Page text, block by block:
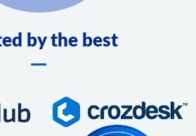
by the best